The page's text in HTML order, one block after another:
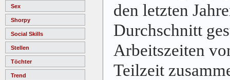
Sex
Shorpy
Social Skills
Stellen
Töchter
Trend
den letzten
Durchschnitt
Arbeitszeiten
Teilzeit